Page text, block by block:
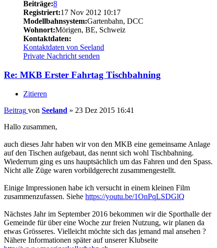
Beiträge:8
Registriert:17 Nov 2012 10:17
Modellbahnsystem:Gartenbahn, DCC
Wohnort:Mörigen, BE, Schweiz
Kontaktdaten:
Kontaktdaten von Seeland
Private Nachricht senden
Re: MKB Erster Fahrtag Tischbahning
Zitieren
Beitrag von Seeland » 23 Dez 2015 16:41
Hallo zusammen,
auch dieses Jahr haben wir von den MKB eine gemeinsame Anlage
auf den Tischen aufgebaut, das nennt sich wohl Tischbahning.
Wiederrum ging es uns hauptsächlich um das Fahren und den Spass.
Nicht alle Züge waren vorbildgerecht zusammengestellt.
Einige Impressionen habe ich versucht in einem kleinen Film
zusammenzufassen. Siehe https://youtu.be/1OnPqLSDGlQ
Nächstes Jahr im September 2016 bekommen wir die Sporthalle der
Gemeinde für über eine Woche zur freien Nutzung, wir planen da
etwas Grösseres. Vielleicht möchte sich das jemand mal ansehen ?
Nähere Informationen später auf unserer Klubseite